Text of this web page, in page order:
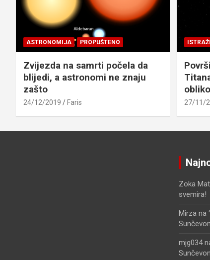
ASTRONOMIJA PROPUŠTENO
Zvijezda na samrti počela da
blijedi, a astronomi ne znaju
zašto
24/12/2019 Faris 27/11/
Zoka
svemira!
Mirzana
mjg034